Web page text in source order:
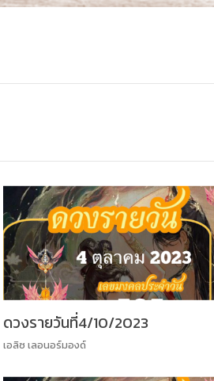
ดวงรายวันที่4/10/2023
เอลิซ เลอนอร์มองด์